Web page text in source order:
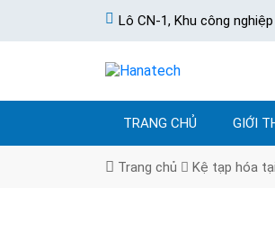
Lô CN-1, Khu công
TRANG CHỦ GIỚI
Trang chủ Kệ tạp hóa